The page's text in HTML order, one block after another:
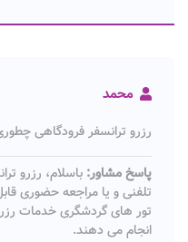
محمد
رزرو ترانسفر فرودگاهی
پاسخ مشاور: باسلام، رزرو
تلفنی و یا مراجعه حضوری
تور های گردشگری خدمات
انجام می دهند.